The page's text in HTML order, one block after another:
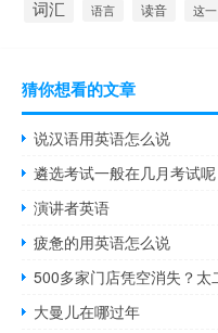
词汇 语言 读音 这一
猜你想看的文章
说汉语用英语怎么说
遴选考试一般在几月考试呢
演讲者英语
疲惫的用英语怎么说
大曼儿在哪过年